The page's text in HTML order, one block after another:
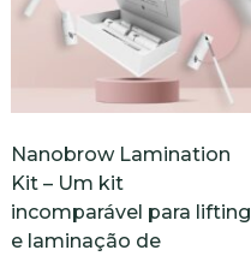
Nanobrow Lamination
Kit – Um kit
incomparável para lifting
e laminação de